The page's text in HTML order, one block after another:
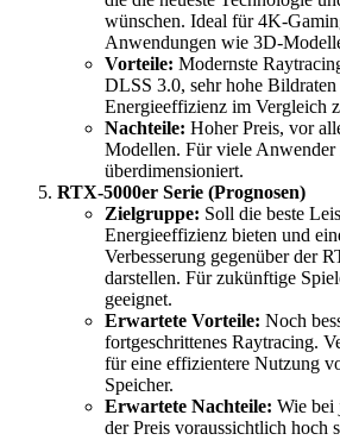
wünschen. Ideal für 4K-
Anwendungen wie 3D-
Vorteile: Modernste
DLSS 3.0, sehr hohe
Energieeffizienz im Vergleich
Nachteile: Hoher Preis, vor
Modellen. Für viele Anwender
überdimensioniert.
RTX-5000er Serie (Prognosen)
Zielgruppe: Soll die beste
Energieeffizienz bieten und
Verbesserung gegenüber der
darstellen. Für zukünftige
geeignet.
Erwartete Vorteile: Noch
fortgeschrittenes Raytracing.
für eine effizientere Nutzung
Speicher.
Erwartete Nachteile: Wie bei
der Preis voraussichtlich hoch